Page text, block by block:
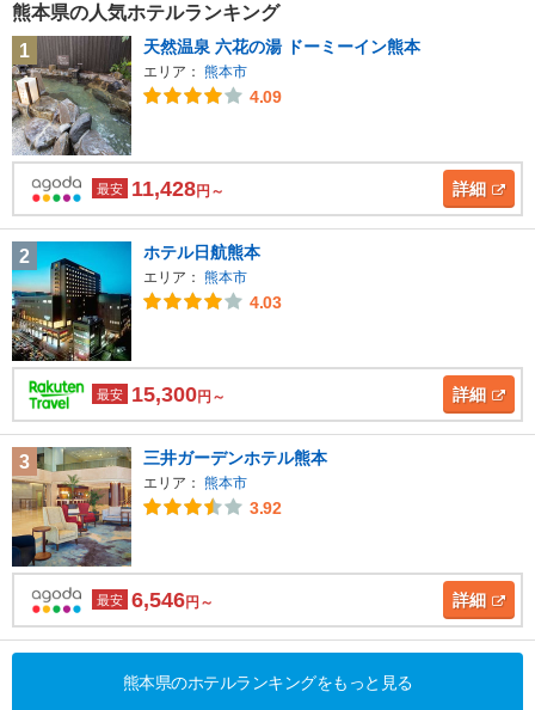
熊本県の人気ホテルランキング
1
天然温泉 六花の湯 ドーミーイン熊本
エリア： 熊本市
4.09
最安 11,428円～ 詳細
2 ホテル日航熊本
エリア： 熊本市
4.03
最安 15,300円～ 詳細
3 三井ガーデンホテル熊本
エリア： 熊本市
3.92
最安 6,546円～ 詳細
熊本県のホテルランキングをもっと見る